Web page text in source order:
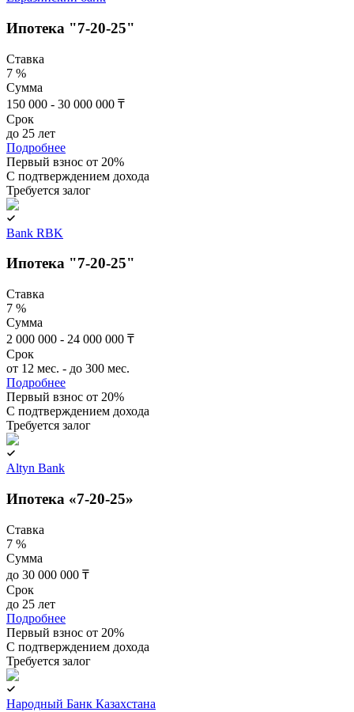
Ипотека "7-20-25"
Ставка
7 %
Сумма
150 000 - 30 000 000 ₸
Срок
до 25 лет
Подробнее
Первый взнос от 20%
C подтверждением дохода
Требуется залог
Bank RBK
Ипотека "7-20-25"
Ставка
7 %
Сумма
2 000 000 - 24 000 000 ₸
Срок
от 12 мес. - до 300 мес.
Подробнее
Первый взнос от 20%
C подтверждением дохода
Требуется залог
Altyn Bank
Ипотека «7-20-25»
Ставка
7 %
Сумма
до 30 000 000 ₸
Срок
до 25 лет
Подробнее
Первый взнос от 20%
C подтверждением дохода
Требуется залог
Народный Банк Казахстана